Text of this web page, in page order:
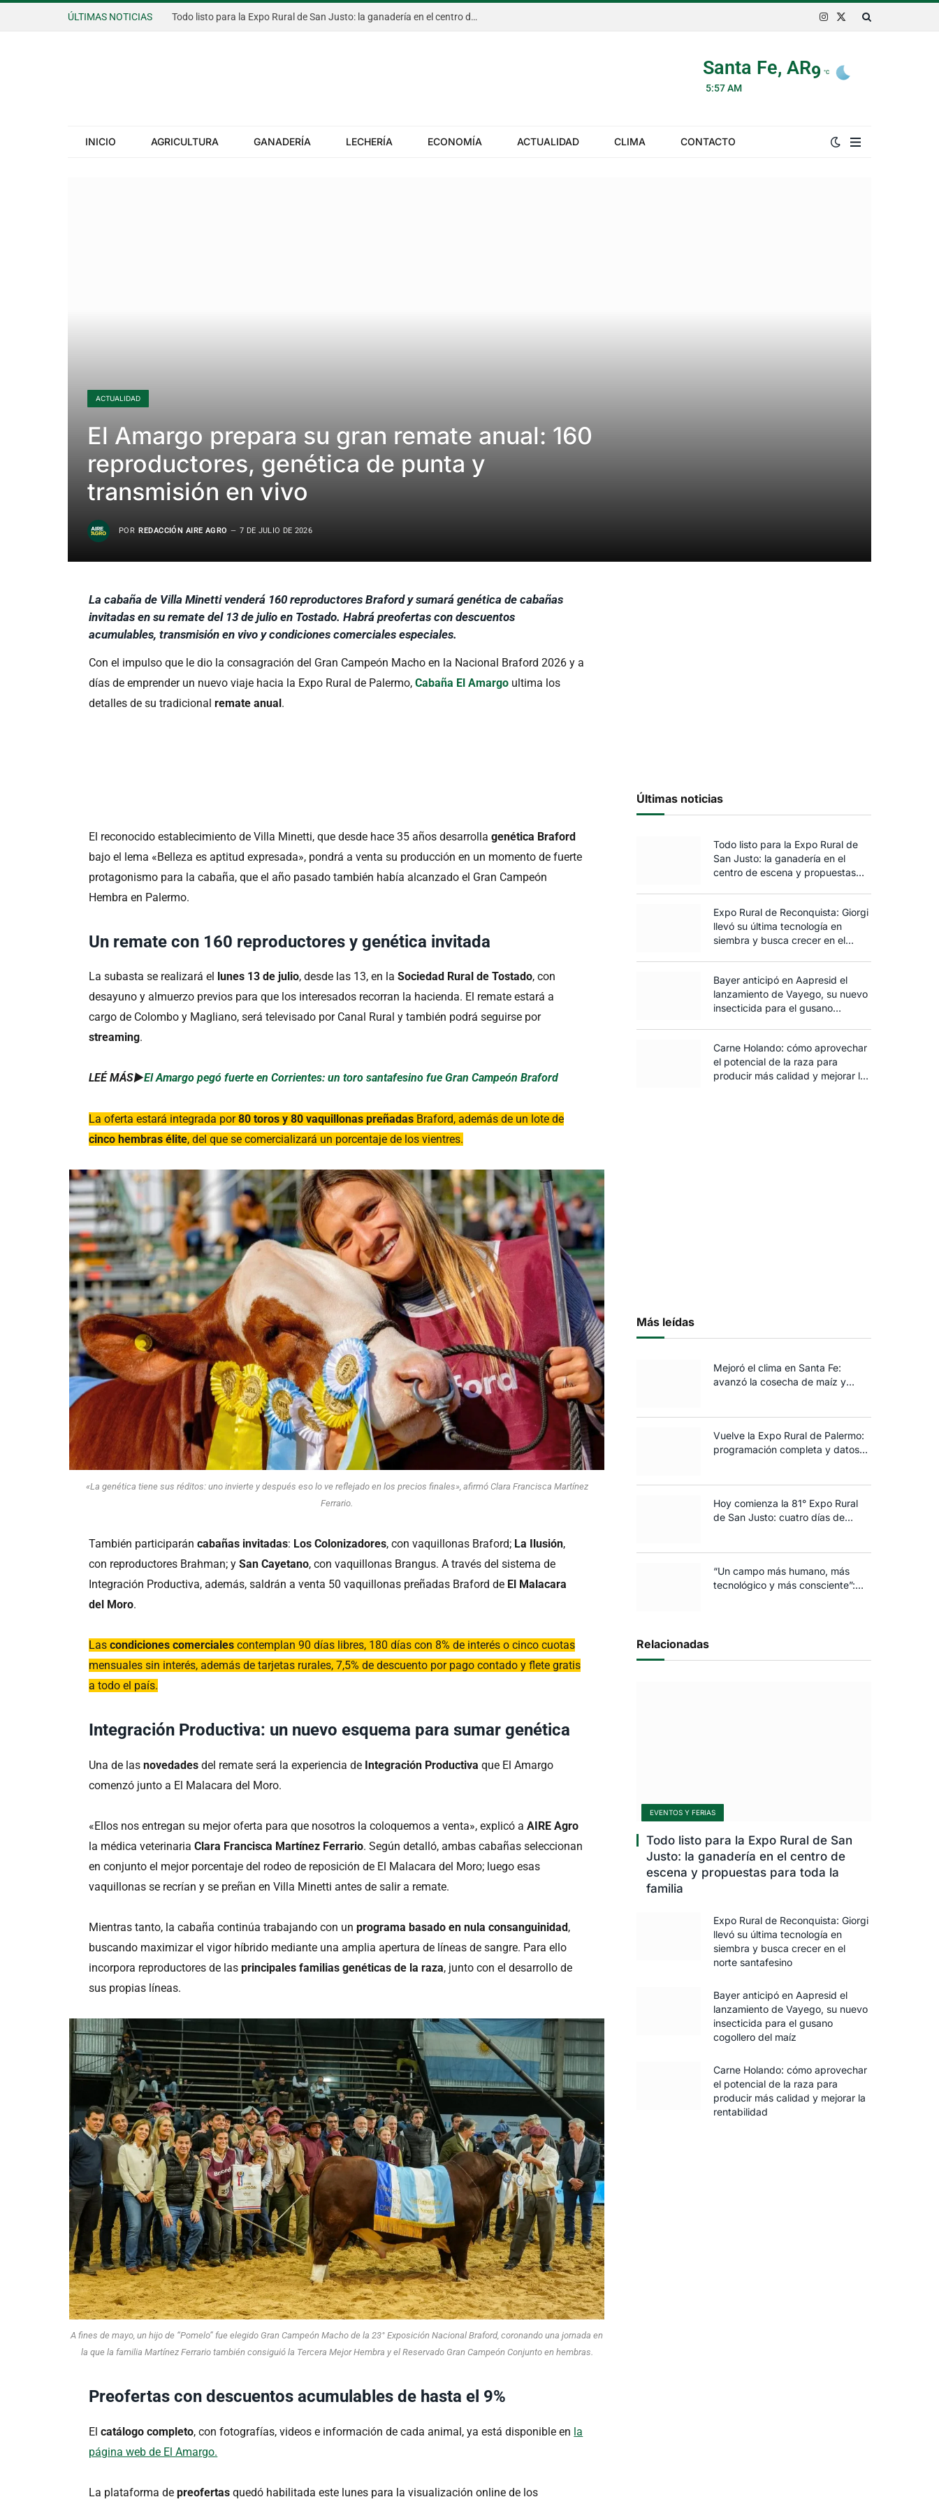
ÚLTIMAS NOTICIAS Todo listo para la Expo Rural de San Justo: la ganadería en el centro de escena y propuestas para toda la familia
Instagram
X
Santa Fe, AR
5:57 AM
9 °C
INICIO AGRICULTURA GANADERÍA LECHERÍA ECONOMÍA ACTUALIDAD CLIMA CONTACTO
ACTUALIDAD
El Amargo prepara su gran remate anual: 160
reproductores, genética de punta y
transmisión en vivo
POR REDACCIÓN AIRE AGRO 7 DE JULIO DE 2026
La cabaña de Villa Minetti venderá 160 reproductores Braford y sumará genética de cabañas
invitadas en su remate del 13 de julio en Tostado. Habrá preofertas con descuentos
acumulables, transmisión en vivo y condiciones comerciales especiales.
Con el impulso que le dio la consagración del Gran Campeón Macho en la Nacional Braford 2026 y a
días de emprender un nuevo viaje hacia la Expo Rural de Palermo,Cabaña El Amargo ultima los
detalles de su tradicionalremate anual.
El reconocido establecimiento de Villa Minetti, que desde hace 35 años desarrollagenética Braford
bajo el lema «Belleza es aptitud expresada», pondrá a venta su producción en un momento de fuerte
protagonismo para la cabaña, que el año pasado también había alcanzado el Gran Campeón
Hembra en Palermo.
Un remate con 160 reproductores y genética invitada
La subasta se realizará el lunes 13 de julio, desde las 13, en laSociedad Rural de Tostado, con
desayuno y almuerzo previos para que los interesados recorran la hacienda. El remate estará a
cargo de Colombo y Magliano, será televisado por Canal Rural y también podrá seguirse por
streaming.
LEÉ MÁS►El Amargo pegó fuerte en Corrientes: un toro santafesino fue Gran Campeón Braford
La oferta estará integrada por80 toros y 80 vaquillonas preñadas Braford, además de un lote de
cinco hembras élite, del que se comercializará un porcentaje de los vientres.
«La genética tiene sus réditos: uno invierte y después eso lo ve reflejado en los precios finales», afirmó Clara Francisca Martínez
Ferrario.
También participaráncabañas invitadas: Los Colonizadores, con vaquillonas Braford; La Ilusión,
con reproductores Brahman; ySan Cayetano, con vaquillonas Brangus. A través del sistema de
Integración Productiva, además, saldrán a venta 50 vaquillonas preñadas Braford de El Malacara
del Moro.
Lascondiciones comerciales contemplan 90 días libres, 180 días con 8% de interés o cinco cuotas
mensuales sin interés, además de tarjetas rurales, 7,5% de descuento por pago contado y flete gratis
a todo el país.
Integración Productiva: un nuevo esquema para sumar genética
Una de lasnovedades del remate será la experiencia de Integración Productiva que El Amargo
comenzó junto a El Malacara del Moro.
«Ellos nos entregan su mejor oferta para que nosotros la coloquemos a venta», explicó aAIRE Agro
la médica veterinaria Clara Francisca Martínez Ferrario. Según detalló, ambas cabañas seleccionan
en conjunto el mejor porcentaje del rodeo de reposición de El Malacara del Moro; luego esas
vaquillonas se recrían y se preñan en Villa Minetti antes de salir a remate.
Mientras tanto, la cabaña continúa trabajando con unprograma basado en nula consanguinidad,
buscando maximizar el vigor híbrido mediante una amplia apertura de líneas de sangre. Para ello
incorpora reproductores de lasprincipales familias genéticas de la raza, junto con el desarrollo de
sus propias líneas.
A fines de mayo, un hijo de “Pomelo” fue elegido Gran Campeón Macho de la 23° Exposición Nacional Braford, coronando una jornada en
la que la familia Martínez Ferrario también consiguió la Tercera Mejor Hembra y el Reservado Gran Campeón Conjunto en hembras.
Preofertas con descuentos acumulables de hasta el 9%
Elcatálogo completo, con fotografías, videos e información de cada animal, ya está disponible en la
página web de El Amargo.
La plataforma depreofertas quedó habilitada este lunes para la visualización online de los
Últimas noticias
Todo listo para la Expo Rural de
San Justo: la ganadería en el
centro de escena y propuestas
Expo Rural de Reconquista: Giorgi
llevó su última tecnología en
siembra y busca crecer en el
Bayer anticipó en Aapresid el
lanzamiento de Vayego, su nuevo
insecticida para el gusano
Carne Holando: cómo aprovechar
el potencial de la raza para
producir más calidad y mejorar la
Más leídas
Mejoró el clima en Santa Fe:
avanzó la cosecha de maíz y
Vuelve la Expo Rural de Palermo:
programación completa y datos
Hoy comienza la 81° Expo Rural
de San Justo: cuatro días de
“Un campo más humano, más
tecnológico y más consciente”:
Relacionadas
EVENTOS Y FERIAS
Todo listo para la Expo Rural de San
Justo: la ganadería en el centro de
escena y propuestas para toda la
familia
Expo Rural de Reconquista: Giorgi
llevó su última tecnología en
siembra y busca crecer en el
norte santafesino
Bayer anticipó en Aapresid el
lanzamiento de Vayego, su nuevo
insecticida para el gusano
cogollero del maíz
Carne Holando: cómo aprovechar
el potencial de la raza para
producir más calidad y mejorar la
rentabilidad